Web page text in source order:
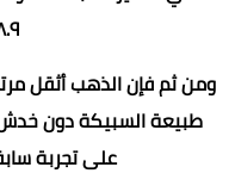
٨.٩
ومن ثم فإن الذهب أثقل
طبيعة السبيكة دون خدش
على تجربة